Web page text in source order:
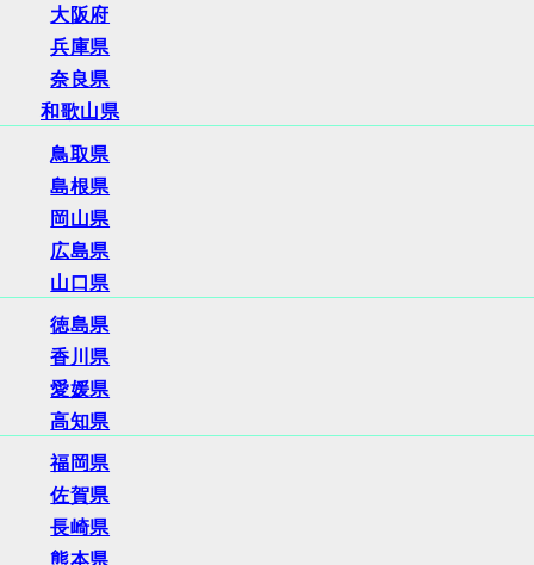
大阪府
兵庫県
奈良県
和歌山県
鳥取県
島根県
岡山県
広島県
山口県
徳島県
香川県
愛媛県
高知県
福岡県
佐賀県
長崎県
熊本県